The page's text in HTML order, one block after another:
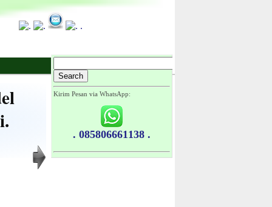
.
Kirim Pesan via WhatsApp:
. 085806661138 .